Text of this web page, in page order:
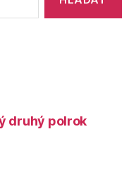
druhý polrok